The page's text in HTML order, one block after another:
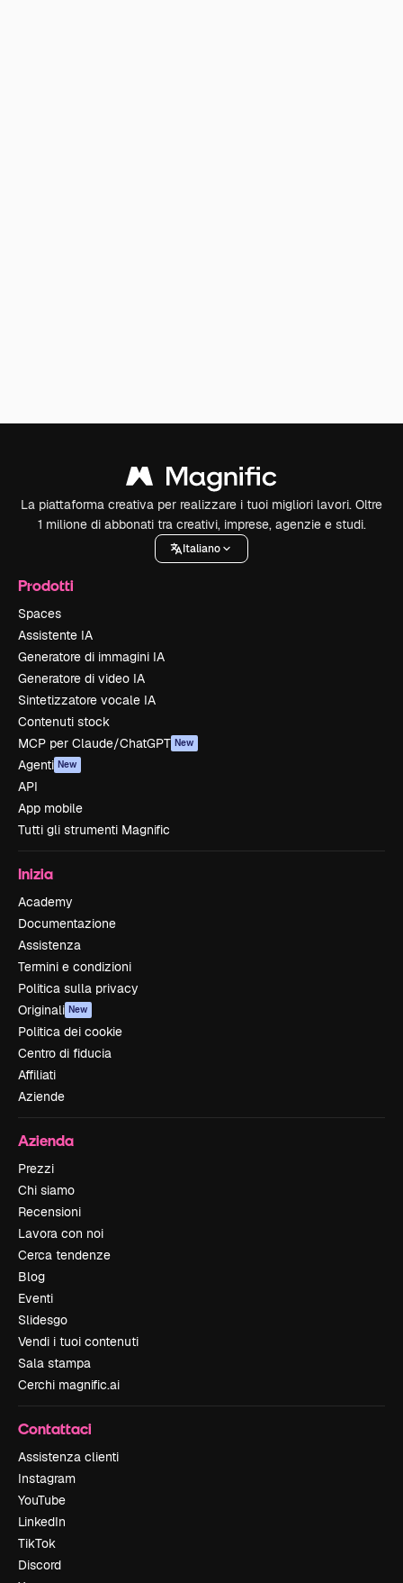
La piattaforma creativa per realizzare i tuoi migliori lavori. Oltre
1 milione di abbonati tra creativi, imprese, agenzie e studi.
Italiano
Prodotti
Spaces
Assistente IA
Generatore di immagini IA
Generatore di video IA
Sintetizzatore vocale IA
Contenuti stock
MCP per Claude/ChatGPT New
Agenti New
API
App mobile
Tutti gli strumenti Magnific
Inizia
Academy
Documentazione
Assistenza
Termini e condizioni
Politica sulla privacy
Originali New
Politica dei cookie
Centro di fiducia
Affiliati
Aziende
Azienda
Prezzi
Chi siamo
Recensioni
Lavora con noi
Cerca tendenze
Blog
Eventi
Slidesgo
Vendi i tuoi contenuti
Sala stampa
Cerchi magnific.ai
Contattaci
Assistenza clienti
Instagram
YouTube
LinkedIn
TikTok
Discord